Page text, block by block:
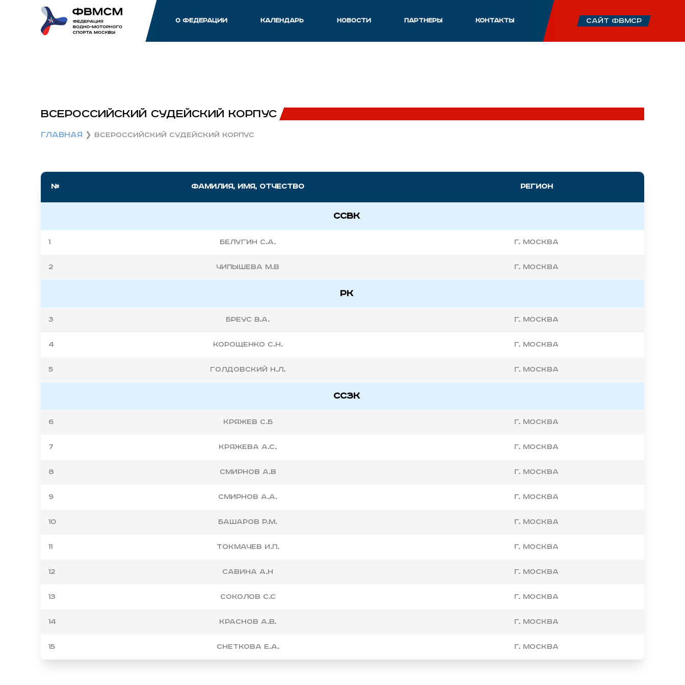
О ФЕДЕРАЦИИ КАЛЕНДАРЬ НОВОСТИ ПАРТНЕРЫ КОНТАКТЫ сайт ФВМСР
Всероссийский судейский корпус
Главная Всероссийский судейский корпус
№ Фамилия, имя, отчество Регион
ССВК
1 Белугин С.А. г. Москва
2 Чипышева М.В г. Москва
РК
3 Бреус В.А. г. Москва
4 Корощенко С.Н. г. Москва
5 Голдовский Н.Л. г. Москва
СС3К
6 Кряжев С.Б г. Москва
7 Кряжева А.С. г. Москва
8 Смирнов А.В г. Москва
9 Смирнов А.А. г. Москва
10 Башаров Р.М. г. Москва
11 Токмачев И.П. г. Москва
12 Савина А.Н г. Москва
13 Соколов С.С г. Москва
14 Краснов А.В. г. Москва
15 Снеткова Е.А. г. Москва